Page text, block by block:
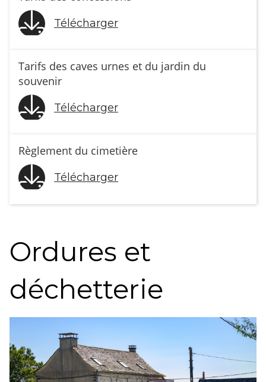
Télécharger
Tarifs des caves urnes et du jardin du
souvenir
Télécharger
Règlement du cimetière
Télécharger
Ordures et
déchetterie